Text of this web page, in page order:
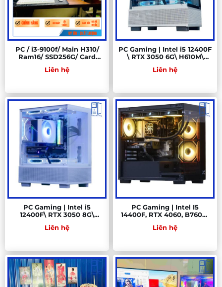
PC / i3-9100f/ Main H310/
Ram16/ SSD256G/ Card
Liên hệ
PC Gaming | Intel i5 12400F
\ RTX 3050 6G\ H610M\
Liên hệ
PC Gaming | Intel i5
12400F\ RTX 3050 8G\
SSD 512GB
Liên hệ
PC Gaming | Intel I5
14400F, RTX 4060, B760M,
Liên hệ